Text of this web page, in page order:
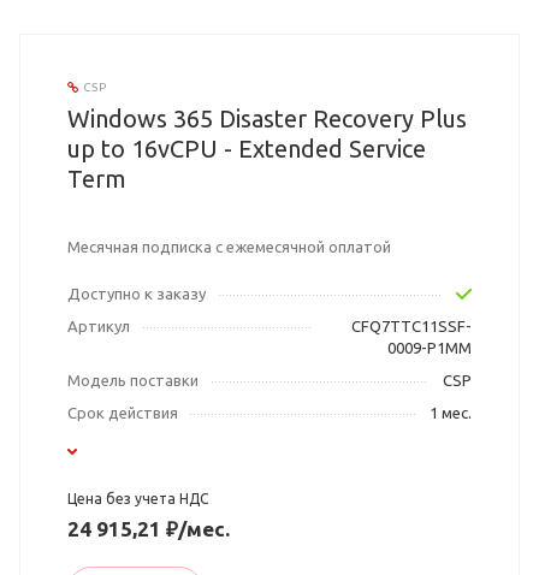
CSP
Windows 365 Disaster Recovery Plus
up to 16vCPU - Extended Service
Term
Месячная подписка с ежемесячной оплатой
Доступно к заказу
Артикул
CFQ7TTC11SSF-
0009-P1MM
Модель поставки
CSP
Срок действия
1 мес.
Цена без учета НДС
24 915,21 ₽/мес.